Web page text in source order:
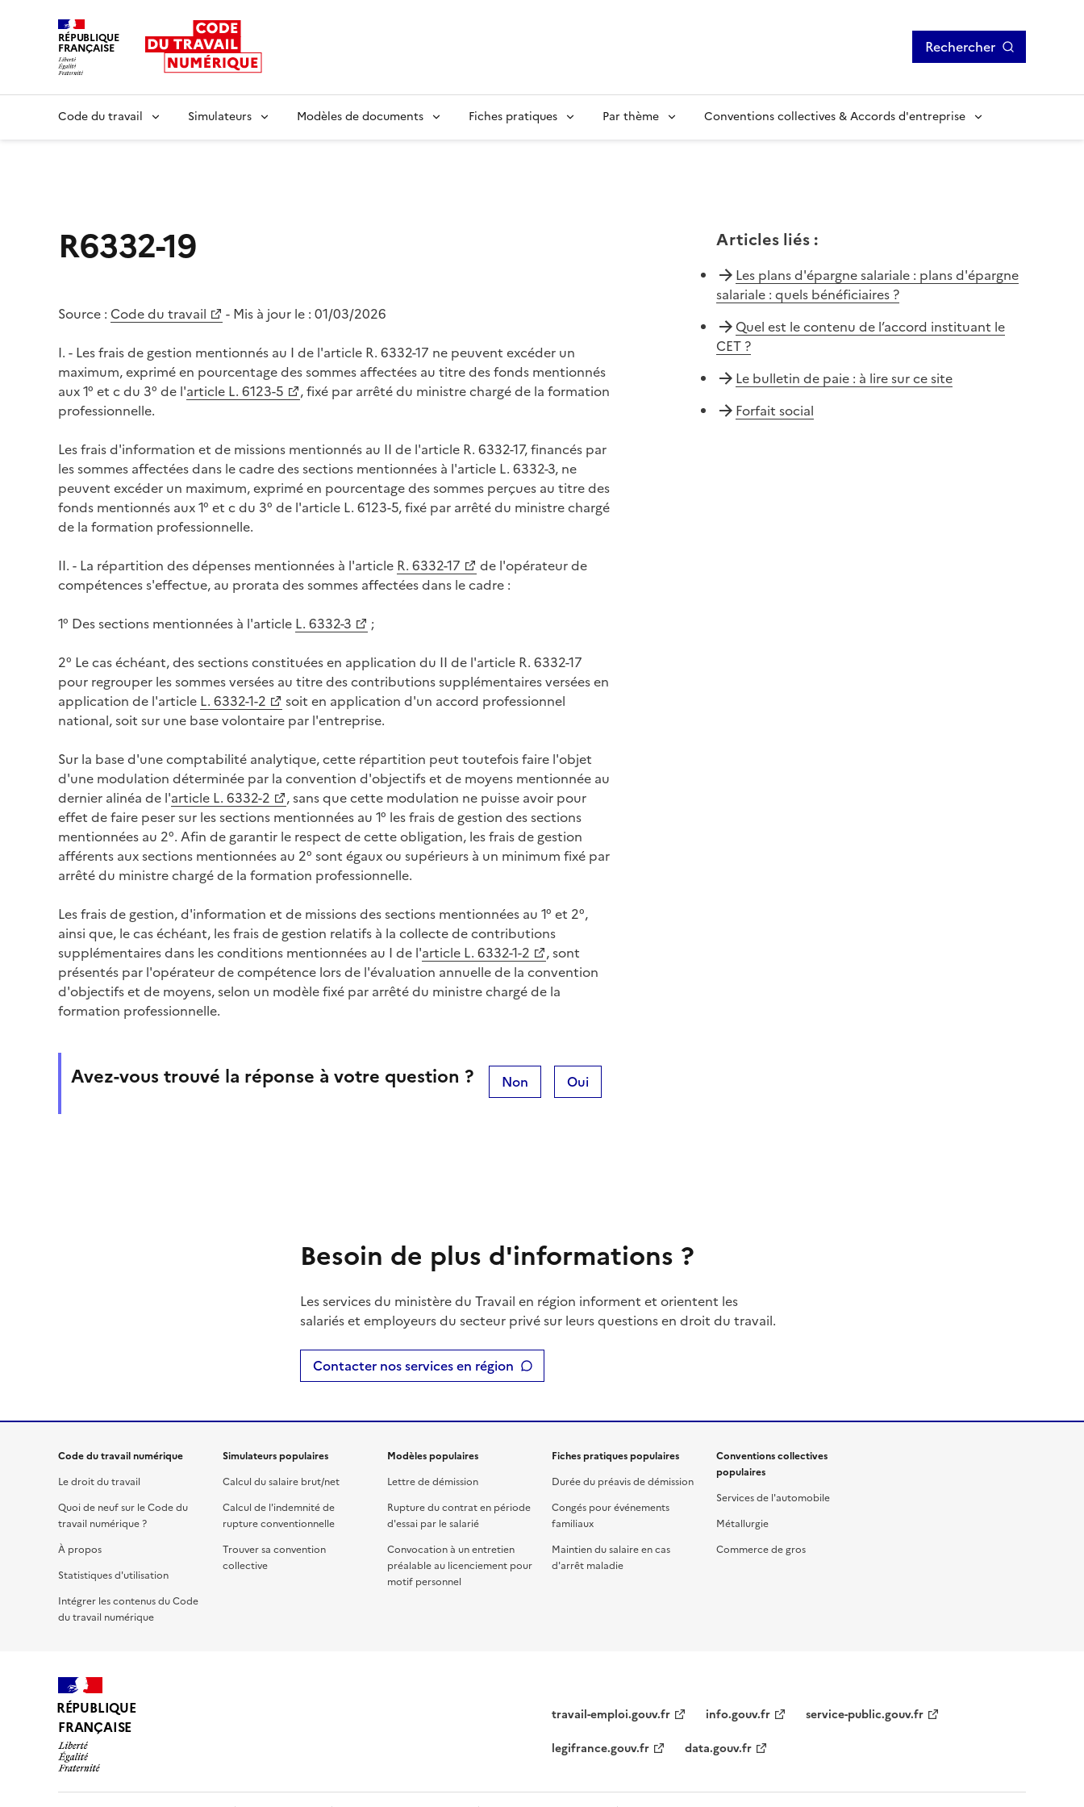
RÉPUBLIQUE
FRANÇAISE Rechercher
Code du travail Simulateurs Modèles de documents Fiches pratiques Par thème Conventions collectives & Accords d'entreprise
R6332-19
Source : Code du travail - Mis à jour le : 01/03/2026
I. - Les frais de gestion mentionnés au I de l'article R. 6332-17 ne peuvent excéder un
maximum, exprimé en pourcentage des sommes affectées au titre des fonds mentionnés
aux 1° et c du 3° de l'article L. 6123-5
, fixé par arrêté du ministre chargé de la formation
professionnelle.
Les frais d'information et de missions mentionnés au II de l'article R. 6332-17, financés par
les sommes affectées dans le cadre des sections mentionnées à l'article L. 6332-3, ne
peuvent excéder un maximum, exprimé en pourcentage des sommes perçues au titre des
fonds mentionnés aux 1° et c du 3° de l'article L. 6123-5, fixé par arrêté du ministre chargé
de la formation professionnelle.
II. - La répartition des dépenses mentionnées à l'article R. 6332-17
de l'opérateur de
compétences s'effectue, au prorata des sommes affectées dans le cadre :
1° Des sections mentionnées à l'article L. 6332-3
;
2° Le cas échéant, des sections constituées en application du II de l'article R. 6332-17
pour regrouper les sommes versées au titre des contributions supplémentaires versées en
application de l'article L. 6332-1-2
soit en application d'un accord professionnel
national, soit sur une base volontaire par l'entreprise.
Sur la base d'une comptabilité analytique, cette répartition peut toutefois faire l'objet
d'une modulation déterminée par la convention d'objectifs et de moyens mentionnée au
dernier alinéa de l'article L. 6332-2
, sans que cette modulation ne puisse avoir pour
effet de faire peser sur les sections mentionnées au 1° les frais de gestion des sections
mentionnées au 2°. Afin de garantir le respect de cette obligation, les frais de gestion
afférents aux sections mentionnées au 2° sont égaux ou supérieurs à un minimum fixé par
arrêté du ministre chargé de la formation professionnelle.
Les frais de gestion, d'information et de missions des sections mentionnées au 1° et 2°,
ainsi que, le cas échéant, les frais de gestion relatifs à la collecte de contributions
supplémentaires dans les conditions mentionnées au I de l'article L. 6332-1-2
, sont
présentés par l'opérateur de compétence lors de l'évaluation annuelle de la convention
d'objectifs et de moyens, selon un modèle fixé par arrêté du ministre chargé de la
formation professionnelle.
Avez-vous trouvé la réponse à votre question ? Non Oui
Articles liés:
Les plans d'épargne salariale : plans d'épargne
salariale : quels bénéficiaires ?
Quel est le contenu de l’accord instituant le
CET ?
Le bulletin de paie : à lire sur ce site
Forfait social
Besoin de plus d'informations ?
Les services du ministère du Travail en région informent et orientent les
salariés et employeurs du secteur privé sur leurs questions en droit du travail.
Contacter nos services en région
Code du travail numérique
Le droit du travail
Quoi de neuf sur le Code du
travail numérique ?
À propos
Statistiques d'utilisation
Intégrer les contenus du Code
du travail numérique
Simulateurs populaires
Calcul du salaire brut/net
Calcul de l'indemnité de
rupture conventionnelle
Trouver sa convention
collective
Modèles populaires
Lettre de démission
Rupture du contrat en période
d'essai par le salarié
Convocation à un entretien
préalable au licenciement pour
motif personnel
Fiches pratiques populaires
Durée du préavis de démission
Congés pour événements
familiaux
Maintien du salaire en cas
d'arrêt maladie
Conventions collectives
populaires
Services de l'automobile
Métallurgie
Commerce de gros
RÉPUBLIQUE
FRANÇAISE
travail-emploi.gouv.fr info.gouv.fr
service-public.gouv.fr
legifrance.gouv.fr
data.gouv.fr